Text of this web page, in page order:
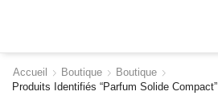
Accueil Boutique
Boutique
Produits Identifiés “parfum Solide Compact”